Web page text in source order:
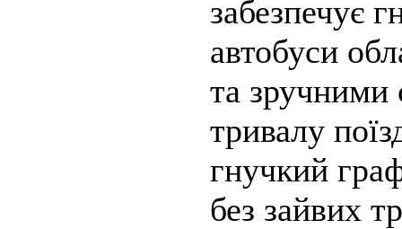
забезпечує
автобуси
та зручними
тривалу
гнучкий
без зайвих